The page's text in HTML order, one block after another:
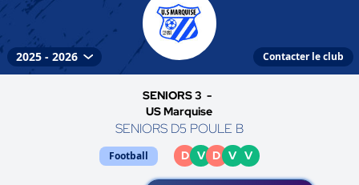
Contacter le club
SENIORS 3 -
US Marquise
SENIORS D5 POULE B
Football D V D V V